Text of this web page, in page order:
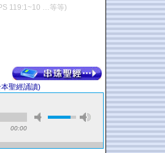
119:1~10 …等等)
聖經誦讀)
00:00